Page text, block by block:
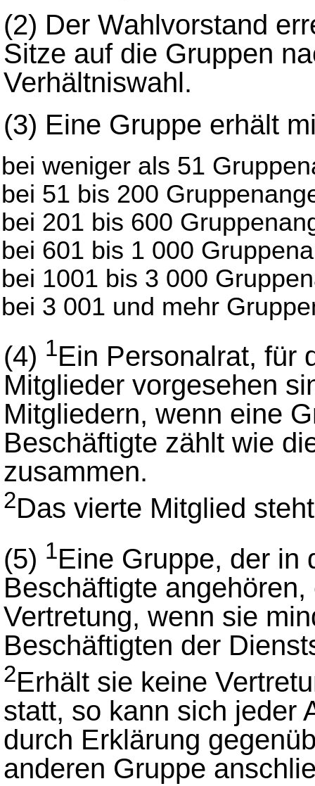
(2) Der Wahlvorstand
Sitze auf die Gruppen
Verhältniswahl.
(3) Eine Gruppe erhält
bei weniger als 51
bei 51 bis 200
bei 201 bis 600
bei 601 bis 1 000
bei 1001 bis 3 000
bei 3 001 und mehr
(4) 1Ein Personalrat, für
Mitglieder vorgesehen
Mitgliedern, wenn eine
Beschäftigte zählt wie
zusammen.
2Das vierte Mitglied
(5) 1Eine Gruppe, der in
Beschäftigte
Vertretung, wenn sie
Beschäftigten der
2Erhält sie keine
statt, so kann sich jeder
durch Erklärung
anderen Gruppe